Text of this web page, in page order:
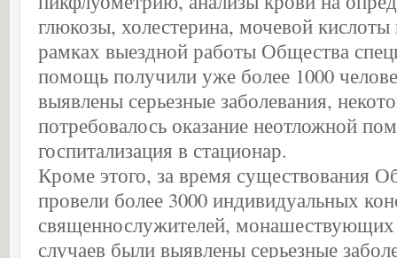
глюкозы, холестерина, мочевой
рамках выездной работы Общества
помощь получили уже более 1000
выявлены серьезные заболевания,
потребовалось оказание неотложной
госпитализация в стационар.
Кроме этого, за время существования
провели более 3000 индивидуальных
священнослужителей,
случаев были выявлены серьезные